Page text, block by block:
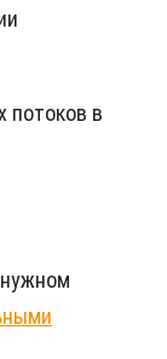
потоков в